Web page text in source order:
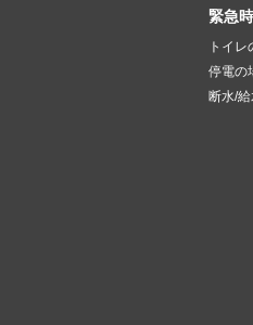
緊急
トイ
停電の
断水/